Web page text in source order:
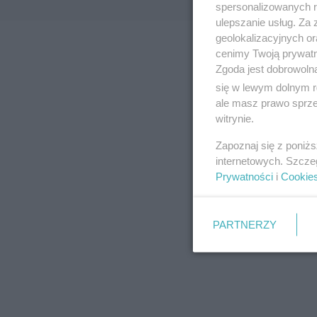
spersonalizowanych
ulepszanie usług.
geolokalizacyjnych
cenimy Twoją
Zgoda jest
się w lewym dolnym
ale masz prawo
witrynie.
Zapoznaj się z
internetowych.
Prywatności i
PARTNERZY